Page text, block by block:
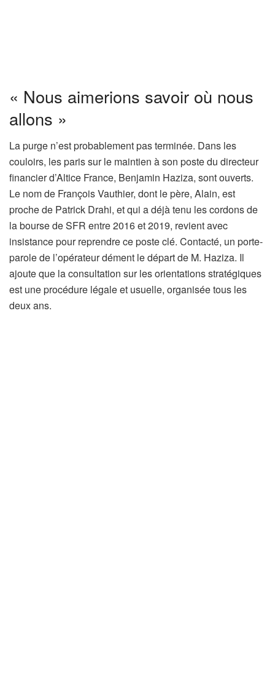
« Nous aimerions savoir où nous
allons »
La purge n’est probablement pas terminée. Dans les
couloirs, les paris sur le maintien à son poste du directeur
financier d’Altice France, Benjamin Haziza, sont ouverts.
Le nom de François Vauthier, dont le père, Alain, est
proche de Patrick Drahi, et qui a déjà tenu les cordons de
la bourse de SFR entre 2016 et 2019, revient avec
insistance pour reprendre ce poste clé. Contacté, un porte-
parole de l’opérateur dément le départ de M. Haziza. Il
ajoute que la consultation sur les orientations stratégiques
est une procédure légale et usuelle, organisée tous les
deux ans.